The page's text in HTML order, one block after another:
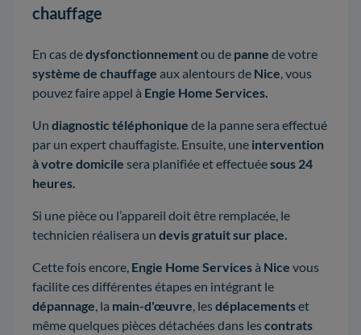
chauffage
En cas dedysfonctionnementou de panne de votre
système de chauffage aux alentours de Nice , vous
pouvez faire appel à Engie Home Services.
Un diagnostic téléphonique de la panne sera effectué
par un expert chauffagiste. Ensuite, une intervention
à votre domicile sera planifiée et effectuéesous 24
heures.
Si une pièce ou l’appareil doit être remplacée, le
technicien réalisera un devis gratuit sur place.
Cette fois encore, Engie Home Servicesà Nice vous
facilite ces différentes étapes en intégrant le
dépannage , la main-d'œuvre , lesdéplacementset
même quelques pièces détachées dans lescontrats